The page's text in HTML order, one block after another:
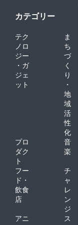
カテゴリー
テク
ノロ
ジー
・ガ
ジェ
ット
ま
ち
づ
く
り
・
地
域
活
性
化
プロ
ダク
ト
音
楽
フー
ド・
飲食
店
チ
ャ
レ
ン
ジ
アニ
ス